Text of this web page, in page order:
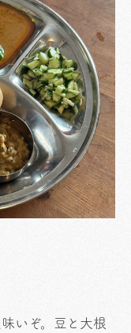
いぞ。豆と大根